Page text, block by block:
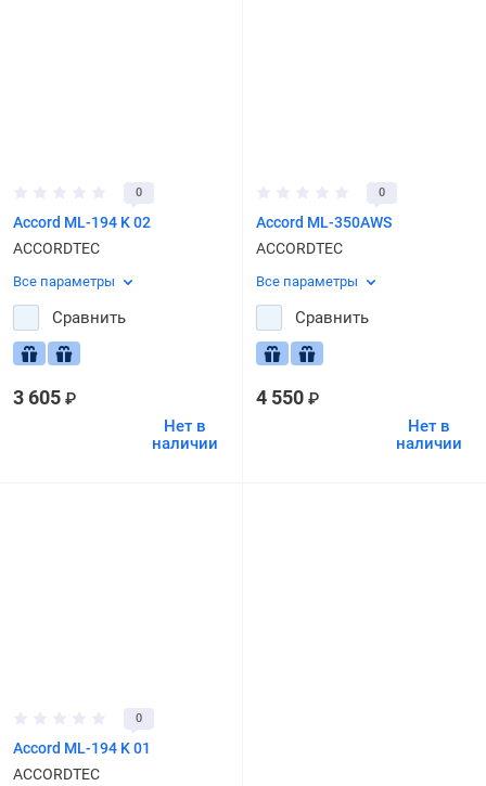
0
Accord ML-194 K 02
ACCORDTEC
Все параметры
Сравнить
3 605 ₽
Нет в
наличии
0
Accord ML-350AWS
ACCORDTEC
Все параметры
Сравнить
4 550 ₽
Нет в
наличии
0
Accord ML-194 K 01
ACCORDTEC